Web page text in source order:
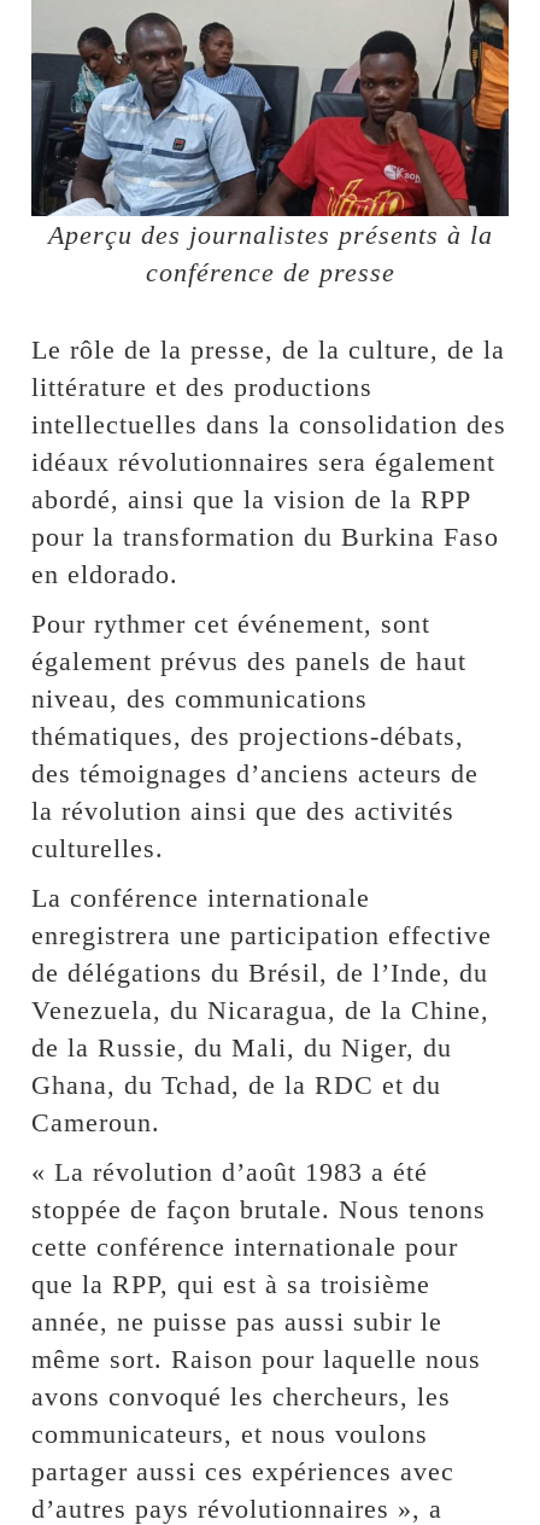
Aperçu des journalistes présents à la
conférence de presse
Le rôle de la presse, de la culture, de la
littérature et des productions
intellectuelles dans la consolidation des
idéaux révolutionnaires sera également
abordé, ainsi que la vision de la RPP
pour la transformation du Burkina Faso
en eldorado.
Pour rythmer cet événement, sont
également prévus des panels de haut
niveau, des communications
thématiques, des projections-débats,
des témoignages d’anciens acteurs de
la révolution ainsi que des activités
culturelles.
La conférence internationale
enregistrera une participation effective
de délégations du Brésil, de l’Inde, du
Venezuela, du Nicaragua, de la Chine,
de la Russie, du Mali, du Niger, du
Ghana, du Tchad, de la RDC et du
Cameroun.
« La révolution d’août 1983 a été
stoppée de façon brutale. Nous tenons
cette conférence internationale pour
que la RPP, qui est à sa troisième
année, ne puisse pas aussi subir le
même sort. Raison pour laquelle nous
avons convoqué les chercheurs, les
communicateurs, et nous voulons
partager aussi ces expériences avec
d’autres pays révolutionnaires », a